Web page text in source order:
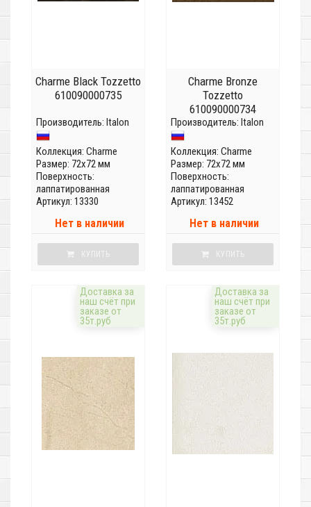
Charme Black Tozzetto
610090000735
Производитель: Italon
Коллекция: Charme
Размер: 72x72 мм
Поверхность:
лаппатированная
Артикул: 13330
Нет в наличии
КУПИТЬ
Charme Bronze
Tozzetto
610090000734
Производитель: Italon
Коллекция: Charme
Размер: 72x72 мм
Поверхность:
лаппатированная
Артикул: 13452
Нет в наличии
КУПИТЬ
Доставка за
наш счёт при
заказе от
35т.руб
Доставка за
наш счёт при
заказе от
35т.руб